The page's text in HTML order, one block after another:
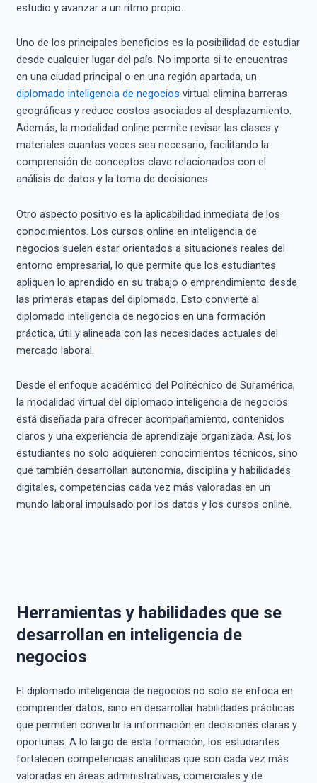
estudio y avanzar a un ritmo propio.
Uno de los principales beneficios es la posibilidad de estudiar
desde cualquier lugar del país. No importa si te encuentras
en una ciudad principal o en una región apartada, un
diplomado inteligencia de negocios virtual elimina barreras
geográficas y reduce costos asociados al desplazamiento.
Además, la modalidad online permite revisar las clases y
materiales cuantas veces sea necesario, facilitando la
comprensión de conceptos clave relacionados con el
análisis de datos y la toma de decisiones.
Otro aspecto positivo es la aplicabilidad inmediata de los
conocimientos. Los cursos online en inteligencia de
negocios suelen estar orientados a situaciones reales del
entorno empresarial, lo que permite que los estudiantes
apliquen lo aprendido en su trabajo o emprendimiento desde
las primeras etapas del diplomado. Esto convierte al
diplomado inteligencia de negocios en una formación
práctica, útil y alineada con las necesidades actuales del
mercado laboral.
Desde el enfoque académico del Politécnico de Suramérica,
la modalidad virtual del diplomado inteligencia de negocios
está diseñada para ofrecer acompañamiento, contenidos
claros y una experiencia de aprendizaje organizada. Así, los
estudiantes no solo adquieren conocimientos técnicos, sino
que también desarrollan autonomía, disciplina y habilidades
digitales, competencias cada vez más valoradas en un
mundo laboral impulsado por los datos y los cursos online.
Herramientas y habilidades que se
desarrollan en inteligencia de
negocios
El diplomado inteligencia de negocios no solo se enfoca en
comprender datos, sino en desarrollar habilidades prácticas
que permiten convertir la información en decisiones claras y
oportunas. A lo largo de esta formación, los estudiantes
fortalecen competencias analíticas que son cada vez más
valoradas en áreas administrativas, comerciales y de